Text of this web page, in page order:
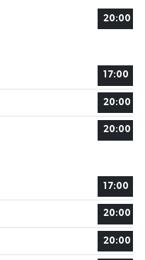
20:00
17:00
20:00
20:00
17:00
20:00
20:00